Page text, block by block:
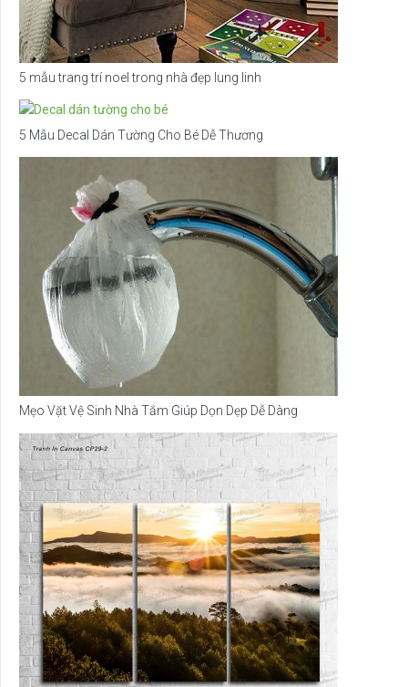
5 mẫu trang trí noel trong nhà đẹp lung linh
5 Mẫu Decal Dán Tường Cho Bé Dễ Thương
Mẹo Vặt Vệ Sinh Nhà Tắm Giúp Dọn Dẹp Dễ Dàng